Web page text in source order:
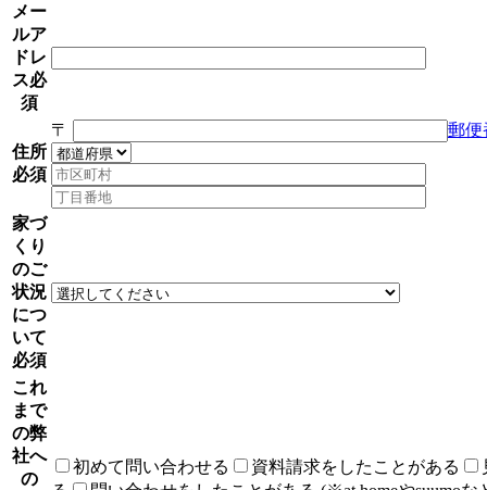
メー
ルア
ドレ
ス必
須
住所
必須
〒 郵便
家づ
くり
のご
状況
につ
いて
必須
これ
まで
の弊
社へ
の
初めて問い合わせる 資料請求をしたことがある